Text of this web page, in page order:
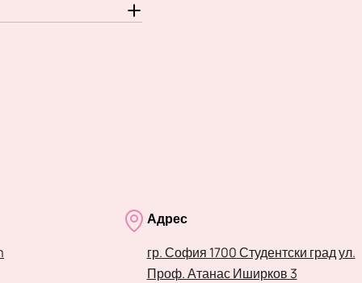
Адрес
гр. София 1700 Студентски град ул.
Проф. Атанас Иширков 3